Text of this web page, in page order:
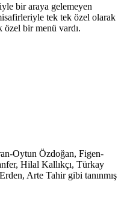
bir araya gelemeyen
tek tek özel olarak
bir menü vardı.
Oytun Özdoğan, Figen-
Hilal Kallıkçı, Türkay
Arte Tahir gibi tanınmış